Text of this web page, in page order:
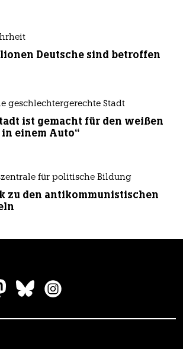
Deutsche sind betroffen
geschlechtergerechte Stadt
ist gemacht für den weißen
einem Auto“
für politische Bildung
zu den antikommunistischen